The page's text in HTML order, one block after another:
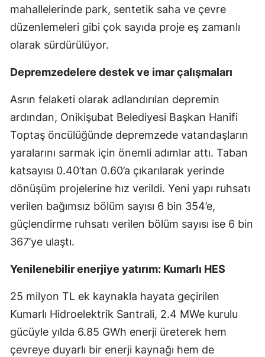
mahallelerinde park, sentetik saha ve çevre
düzenlemeleri gibi çok sayıda proje eş zamanlı
olarak sürdürülüyor.
Depremzedelere destek ve imar çalışmaları
Asrın felaketi olarak adlandırılan depremin
ardından, Onikişubat Belediyesi Başkan Hanifi
Toptaş öncülüğünde depremzede vatandaşların
yaralarını sarmak için önemli adımlar attı. Taban
katsayısı 0.40’tan 0.60’a çıkarılarak yerinde
dönüşüm projelerine hız verildi. Yeni yapı ruhsatı
verilen bağımsız bölüm sayısı 6 bin 354’e,
güçlendirme ruhsatı verilen bölüm sayısı ise 6 bin
367’ye ulaştı.
Yenilenebilir enerjiye yatırım: Kumarlı HES
25 milyon TL ek kaynakla hayata geçirilen
Kumarlı Hidroelektrik Santrali, 2.4 MWe kurulu
gücüyle yılda 6.85 GWh enerji üreterek hem
çevreye duyarlı bir enerji kaynağı hem de